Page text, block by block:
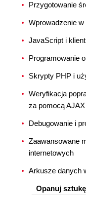
Przygotowanie
Wprowadzenie
JavaScript i
Programowanie
Skrypty PHP i
Weryfikacja
za pomocą AJAX
Debugowanie i
Zaawansowane
internetowych
Arkusze danych
Opanuj